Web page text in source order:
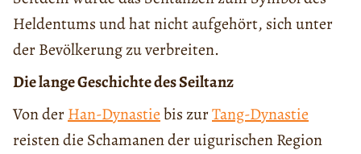
Heldentums und hat nicht aufgehört, sich unter
der Bevölkerung zu verbreiten.
Die lange Geschichte des Seiltanz
Von derHan-Dynastiebis zurTang-Dynastie
reisten die Schamanen der uigurischen Region